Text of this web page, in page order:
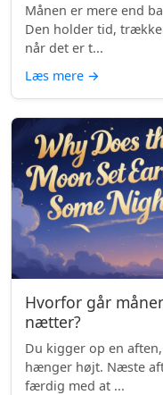
Månen er mere end
Den holder tid,
når det er t...
Læs mere →
Hvorfor går
nætter?
Du kigger op en
hænger højt. Næste
færdig med at ...